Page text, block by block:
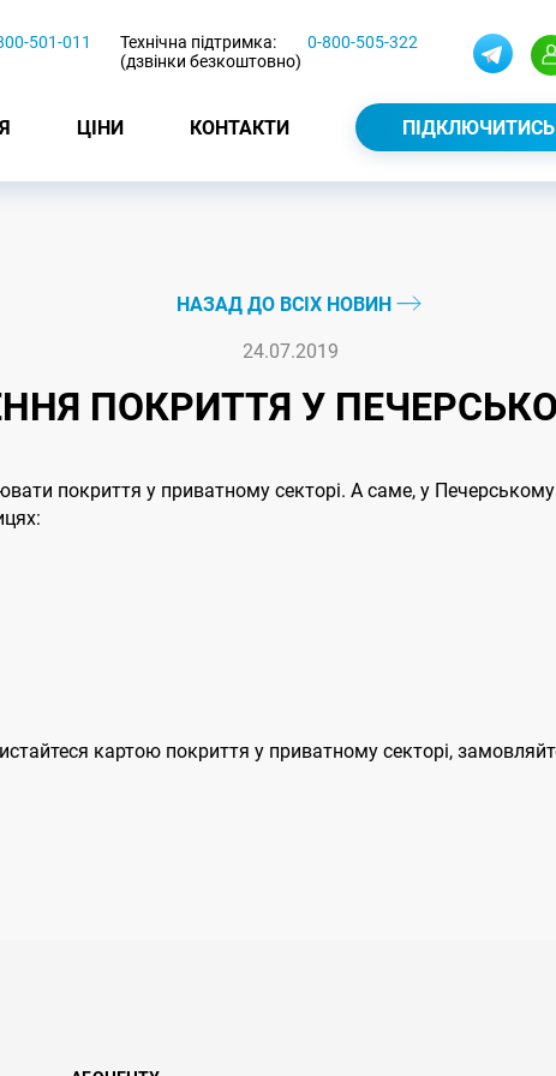
501-011
Технічна підтримка:
(дзвінки безкоштовно)
0-800-505-322
ЦІНИ КОНТАКТИ ПІДКЛЮЧИТИСЬ
НАЗАД ДО ВСІХ НОВИН
24.07.2019
ПОКРИТТЯ У
покриття у приватному секторі. А саме, у
картою покриття у приватному секторі,